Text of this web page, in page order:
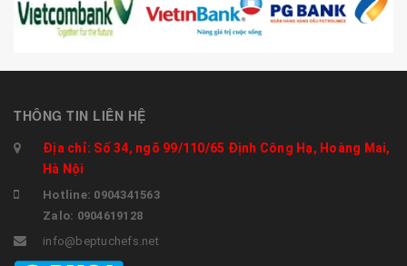
THÔNG TIN LIÊN HỆ
Địa chỉ: Số 34, ngõ 99/110/65 Định Công Hạ, Hoàng Mai,
Hà Nội
Hotline: 0904341563
Zalo: 0904619128
info@beptuchefs.net